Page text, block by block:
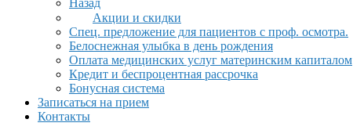
Назад
Акции и скидки
Спец. предложение для пациентов с проф. осмотра.
Белоснежная улыбка в день рождения
Оплата медицинских услуг материнским капиталом
Кредит и беспроцентная рассрочка
Бонусная система
Записаться на прием
Контакты